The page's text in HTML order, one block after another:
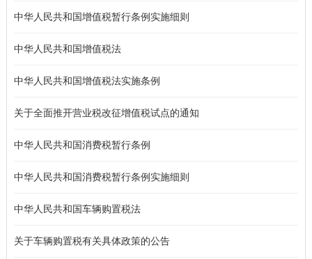
中华人民共和国增值税暂行条例实施细则
中华人民共和国增值税法
中华人民共和国增值税法实施条例
关于全面推开营业税改征增值税试点的通知
中华人民共和国消费税暂行条例
中华人民共和国消费税暂行条例实施细则
中华人民共和国车辆购置税法
关于车辆购置税有关具体政策的公告